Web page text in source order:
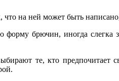
на ней может быть написано,
форму брючин, иногда слегка
те, кто предпочитает